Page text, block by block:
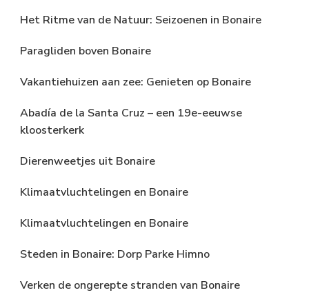
Het Ritme van de Natuur: Seizoenen in Bonaire
Paragliden boven Bonaire
Vakantiehuizen aan zee: Genieten op Bonaire
Abadía de la Santa Cruz – een 19e-eeuwse
kloosterkerk
Dierenweetjes uit Bonaire
Klimaatvluchtelingen en Bonaire
Klimaatvluchtelingen en Bonaire
Steden in Bonaire: Dorp Parke Himno
Verken de ongerepte stranden van Bonaire